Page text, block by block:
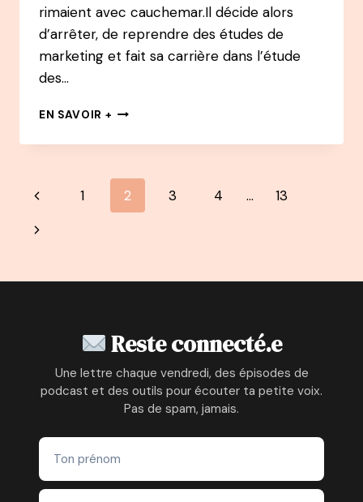
rimaient avec cauchemar.Il décide alors
d’arrêter, de reprendre des études de
marketing et fait sa carrière dans l’étude
des…
EN SAVOIR + 141
–
PERROUD
DE
AUTEUR
À
SUCCÈS
Navigation
de
Page
précédente
1 2 3 4 …
13
Page
Reste connecté.e
Une lettre chaque vendredi, des épisodes de
podcast et des outils pour écouter ta petite voix.
Pas de spam, jamais.